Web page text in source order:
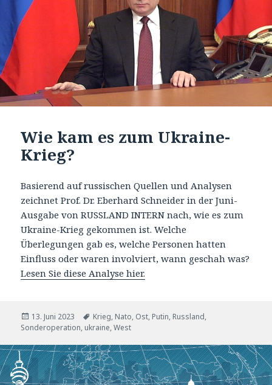
Wie kam es zum Ukraine-
Krieg?
Basierend auf russischen Quellen und Analysen
zeichnet Prof. Dr. Eberhard Schneider in der Juni-
Ausgabe von RUSSLAND INTERN nach, wie es zum
Ukraine-Krieg gekommen ist. Welche
Überlegungen gab es, welche Personen hatten
Einfluss oder waren involviert, wann geschah was?
Lesen Sie diese Analyse hier.
Veröffentlicht
am
13. Juni 2023 Tags
Krieg, Nato, Ost, Putin, Russland,
Sonderoperation, ukraine,West